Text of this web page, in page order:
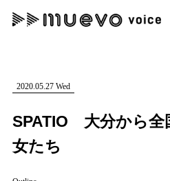
記事を検索する
"読者の声を形にする”音楽
2020.05.27 Wed
SPATIO 大分から全
女たち